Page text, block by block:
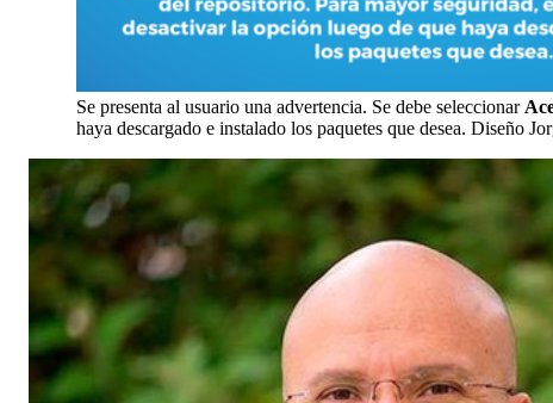
Se presenta al usuario una advertencia. Se debe seleccionar
haya descargado e instalado los paquetes que desea. Diseño